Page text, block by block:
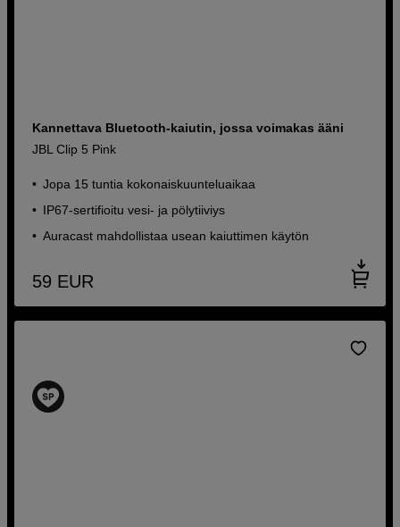
Kannettava Bluetooth-kaiutin, jossa voimakas ääni
JBL Clip 5 Pink
Jopa 15 tuntia kokonaiskuunteluaikaa
IP67-sertifioitu vesi- ja pölytiiviys
Auracast mahdollistaa usean kaiuttimen käytön
59 EUR